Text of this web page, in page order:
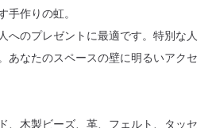
作りの虹。
へのプレゼントに最適です。特別な人
あなたのスペースの壁に明るいアクセ
、木製ビーズ、革、フェルト、タッセ